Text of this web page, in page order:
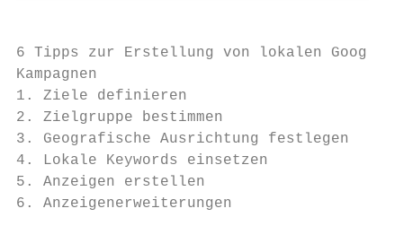
6 Tipps zur Erstellung von lokalen Google
Kampagnen
1. Ziele definieren
2. Zielgruppe bestimmen
3. Geografische Ausrichtung festlegen
4. Lokale Keywords einsetzen
5. Anzeigen erstellen
6. Anzeigenerweiterungen